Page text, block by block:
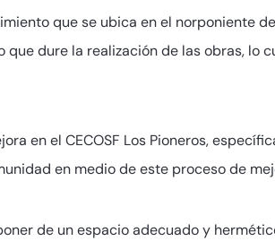
que se ubica en el norponiente
dure la realización de las obras, lo
en el CECOSF Los Pioneros,
en medio de este proceso de
de un espacio adecuado y